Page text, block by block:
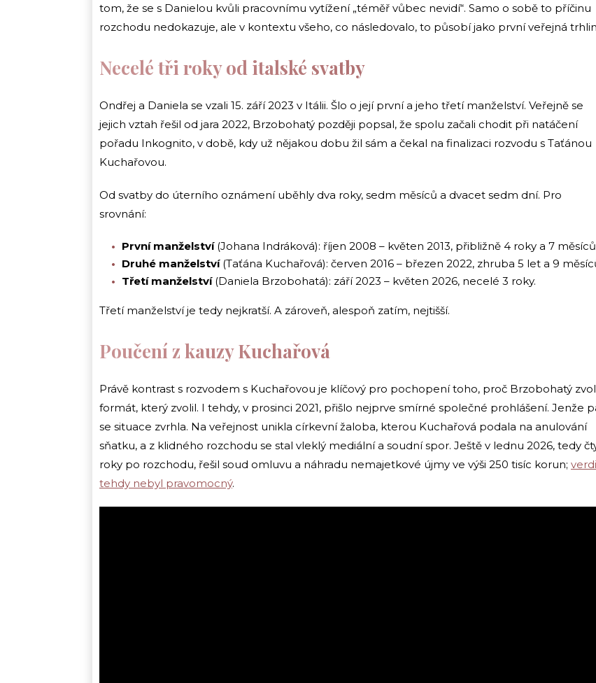
tom, že se s Danielou kvůli pracovnímu vytížení „téměř vůbec nevidí“. Samo o sobě to příčinu
rozchodu nedokazuje, ale v kontextu všeho, co následovalo, to působí jako první veřejná
Necelé tři roky od italské svatby
Ondřej a Daniela se vzali 15. září 2023 v Itálii. Šlo o její první a jeho třetí manželství. Veřejně se
jejich vztah řešil od jara 2022, Brzobohatý později popsal, že spolu začali chodit při natáčení
pořadu Inkognito, v době, kdy už nějakou dobu žil sám a čekal na finalizaci rozvodu s Taťánou
Kuchařovou.
Od svatby do úterního oznámení uběhly dva roky, sedm měsíců a dvacet sedm dní. Pro
srovnání:
První manželství(Johana Indráková): říjen 2008 – květen 2013, přibližně 4 roky a 7
Druhé manželství(Taťána Kuchařová): červen 2016 – březen 2022, zhruba 5 let a 9
Třetí manželství(Daniela Brzobohatá): září 2023 – květen 2026, necelé 3 roky.
Třetí manželství je tedy nejkratší. A zároveň, alespoň zatím, nejtišší.
Poučení z kauzy Kuchařová
Právě kontrast s rozvodem s Kuchařovou je klíčový pro pochopení toho, proč Brzobohatý
formát, který zvolil. I tehdy, v prosinci 2021, přišlo nejprve smírné společné prohlášení. Jenže
se situace zvrhla. Na veřejnost unikla církevní žaloba, kterou Kuchařová podala na anulování
sňatku, a z klidného rozchodu se stal vleklý mediální a soudní spor. Ještě v lednu 2026, tedy
roky po rozchodu, řešil soud omluvu a náhradu nemajetkové újmy ve výši 250 tisíc korun;
tehdy nebyl pravomocný.